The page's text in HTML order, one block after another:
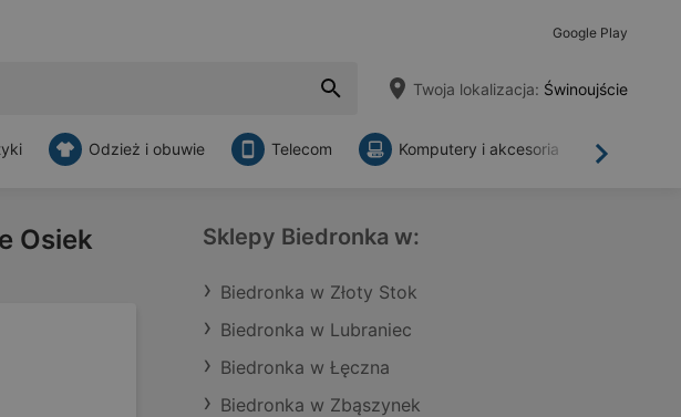
Google Play
Twoja lokalizacja: Świnoujście
Dalej
Odzież i obuwie Telecom Komputery i akcesoria
Osiek
Sklepy Biedronka w:
Biedronka w Złoty Stok
Biedronka w Lubraniec
Biedronka w Łęczna
Biedronka w Zbąszynek